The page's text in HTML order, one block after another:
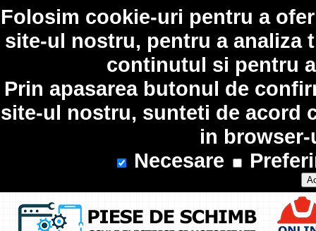
Folosim cookie-uri pentru a
site-ul nostru, pentru a analiza
continutul si pentru
Prin apasarea butonul de
site-ul nostru, sunteti de acord
in
Necesare